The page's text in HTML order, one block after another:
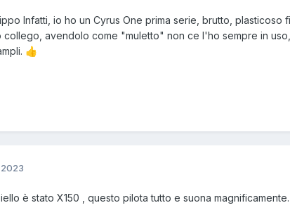
Infatti, io ho un Cyrus One prima serie, brutto, plasticoso
collego, avendolo come "muletto" non ce l'ho sempre in
👍
è stato X150 , questo pilota tutto e suona